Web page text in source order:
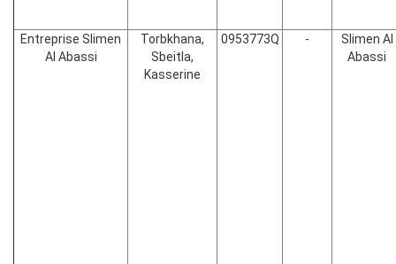
Entreprise Slimen
Al Abassi
Torbkhana,
Sbeitla,
Kasserine
0953773Q -
Slimen Al
Abassi